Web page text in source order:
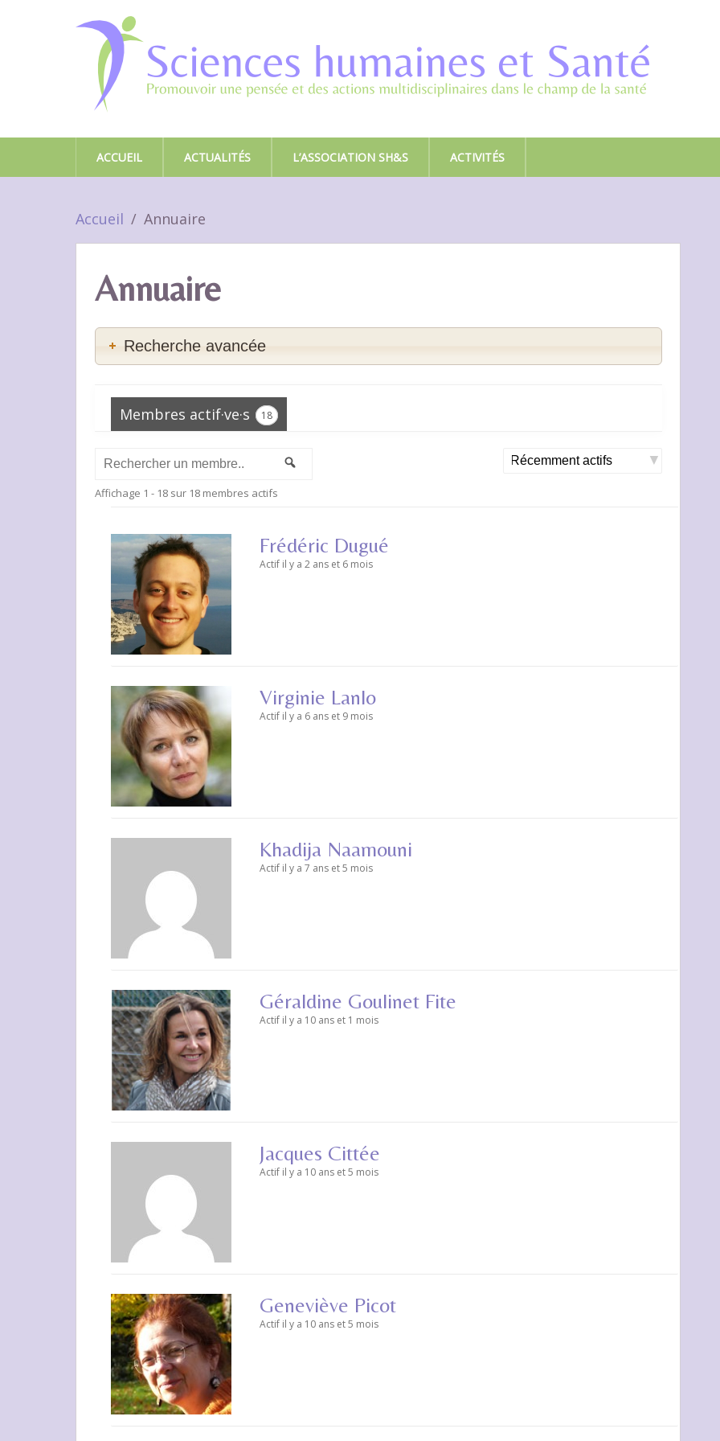
ACCUEIL ACTUALITÉS L’ASSOCIATION SH&S ACTIVITÉS
Accueil Annuaire
Annuaire
Recherche avancée
Membres actif·ve·s 18
Rechercher
membre...
Affichage 1 - 18 sur 18 membres actifs
Frédéric Dugué
Actif il y a 2 ans et 6 mois
Virginie Lanlo
Actif il y a 6 ans et 9 mois
Khadija Naamouni
Actif il y a 7 ans et 5 mois
Géraldine Goulinet Fite
Actif il y a 10 ans et 1 mois
Jacques Cittée
Actif il y a 10 ans et 5 mois
Geneviève Picot
Actif il y a 10 ans et 5 mois